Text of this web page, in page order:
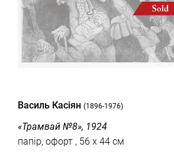
Василь Касіян(1896-1976)
«Трамвай №8», 1924
папір, офорт , 56 x 44 см